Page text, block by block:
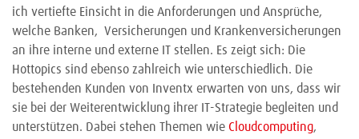
ich vertiefte Einsicht in die Anforderungen und Ansprüche,
welche Banken, Versicherungen und Krankenversicherungen
an ihre interne und externe IT stellen. Es zeigt sich: Die
Hottopics sind ebenso zahlreich wie unterschiedlich. Die
bestehenden Kunden von Inventx erwarten von uns, dass wir
sie bei der Weiterentwicklung ihrer IT-Strategie begleiten und
unterstützen. Dabei stehen Themen wie Cloudcomputing,